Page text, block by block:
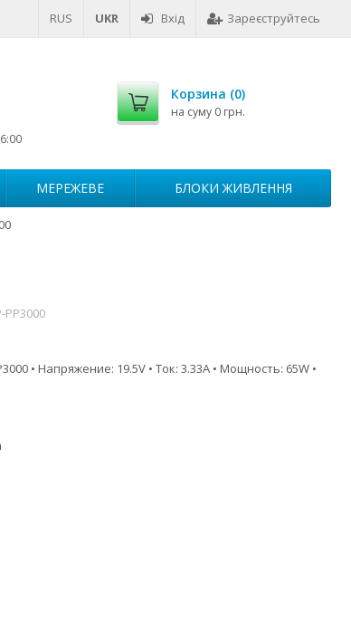
RUS UKR Вхід Зареєструйтесь
Корзина (0)
на суму 0 грн.
МЕРЕЖЕВЕ БЛОКИ ЖИВЛЕННЯ
PP3000
• Напряжение: 19.5V • Ток: 3.33A • Мощность: 65W •